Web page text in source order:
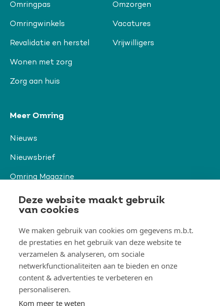
Deze website maakt gebruik
van cookies
We maken gebruik van cookies om gegevens m.b.t.
de prestaties en het gebruik van deze website te
verzamelen & analyseren, om sociale
netwerkfunctionaliteiten aan te bieden en onze
content & advertenties te verbeteren en
personaliseren.
Kom meer te weten
Omringpas
Omringwinkels
Revalidatie en herstel
Wonen met zorg
Zorg aan huis
Omzorgen
Vacatures
Vrijwilligers
Meer Omring
Nieuws
Nieuwsbrief
Omring Magazine
Verwijzers
Organisatie & beleid